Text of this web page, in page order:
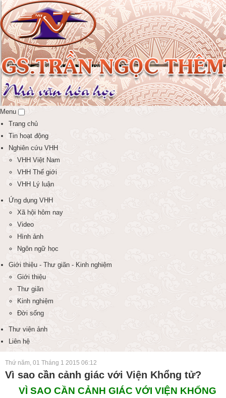
Menu
Trang chủ
Tin hoạt động
Nghiên cứu VHH
VHH Việt Nam
VHH Thế giới
VHH Lý luận
Ứng dụng VHH
Xã hội hôm nay
Video
Hình ảnh
Ngôn ngữ học
Giới thiệu - Thư giãn - Kinh nghiệm
Giới thiệu
Thư giãn
Kinh nghiệm
Đời sống
Thư viện ảnh
Liên hệ
Thứ năm, 01 Tháng 1 2015 06:12
Vì sao cần cảnh giác với Viện Khổng tử?
VÌ SAO CẦN CẢNH GIÁC VỚI VIỆN KHỔNG